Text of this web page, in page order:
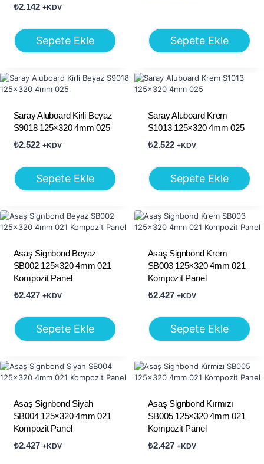
₺2.142 +KDV
Sepete Ekle Sepete Ekle
Saray Aluboard Kirli Beyaz
S9018 125×320 4mm 025
₺2.522 +KDV
Sepete Ekle
Saray Aluboard Krem
S1013 125×320 4mm 025
₺2.522 +KDV
Sepete Ekle
Asaş Signbond Beyaz
SB002 125×320 4mm 021
Kompozit Panel
₺2.427 +KDV
Sepete Ekle
Asaş Signbond Krem
SB003 125×320 4mm 021
Kompozit Panel
₺2.427 +KDV
Sepete Ekle
Asaş Signbond Siyah
SB004 125×320 4mm 021
Kompozit Panel
₺2.427 +KDV
Asaş Signbond Kırmızı
SB005 125×320 4mm 021
Kompozit Panel
₺2.427 +KDV